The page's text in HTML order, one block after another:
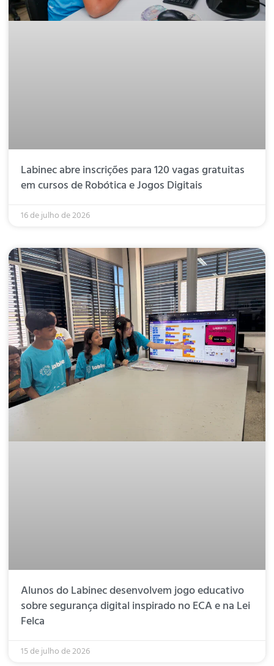
Labinec abre inscrições para 120 vagas gratuitas
em cursos de Robótica e Jogos Digitais
16 de julho de 2026
Alunos do Labinec desenvolvem jogo educativo
sobre segurança digital inspirado no ECA e na Lei
Felca
15 de julho de 2026